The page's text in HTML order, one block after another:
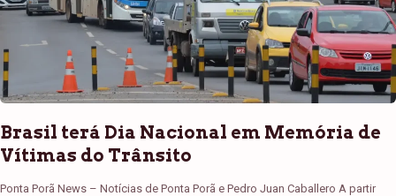
Brasil terá Dia Nacional em Memória de
Vítimas do Trânsito
Ponta Porã News – Notícias de Ponta Porã e Pedro Juan Caballero A partir